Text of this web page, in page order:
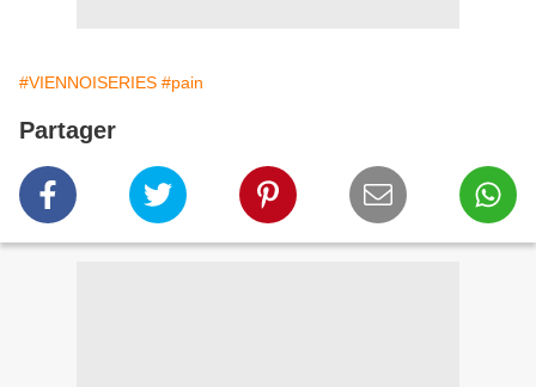
#VIENNOISERIES #pain
Partager